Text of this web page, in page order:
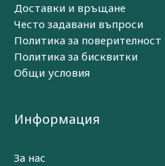
Доставки и връщане
Често задавани въпроси
Политика за поверителност
Политика за бисквитки
Общи условия
Информация
За нас